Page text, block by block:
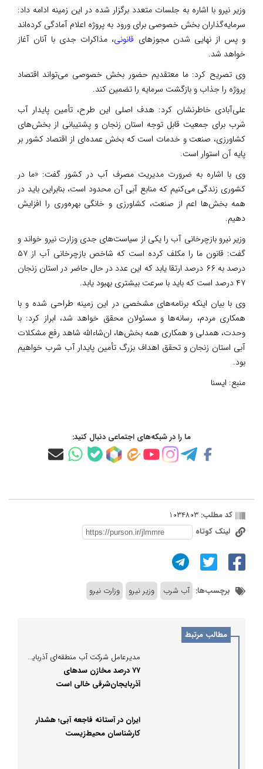
وزیر نیرو با اشاره به جلسات متعدد برگزار شده در این زمینه ادامه داد:
سرمایه‌گذاران بخش خصوصی برای ورود به پروژه اعلام آمادگی کرده‌اند
و پس از نهایی شدن مجوزهای قانونی، مذاکرات جدی با آنان آغاز
خواهد شد.
وی تصریح کرد: ما معتقدیم حضور بخش خصوصی می‌تواند اقتصاد
پروژه را جذاب و بازگشت سرمایه را تضمین کند.
علی‌آبادی خاطرنشان کرد: هدف اصلی این طرح، تأمین پایدار آب
شرب برای جمعیت قابل توجه استان زنجان و پشتیبانی از بخش‌های
کشاورزی، صنعت و خدمات است که بخش عمده‌ای از اقتصاد کشور بر
پایه آن استوار است.
وی با اشاره به ضرورت مدیریت مصرف آب در کشور گفت: «ما در
کشوری زندگی می‌کنیم که منابع آبی آن محدود است، بنابراین باید در
همه بخش‌ها اعم از صنعت، کشاورزی و خانگی بهره‌وری را افزایش
دهیم.
وزیر نیرو بازچرخانی آب را یکی از سیاست‌های جدی وزارت نیرو خواند و
گفت: قانون ما را مکلف کرده است که شاخص بازچرخانی آب از ۵۷
درصد به ۶۶ درصد ارتقا یابد که این عدد در حال حاضر در استان زنجان
۴۷ درصد است که باید با سرعت بیشتری بهبود یابد.
وی با بیان اینکه برنامه‌های مشخصی در این زمینه طراحی شده و با
همکاری مردم، رسانه‌ها و مسئولان محقق خواهد شد، ابراز کرد: با
وحدت، همدلی و همکاری همه بخش‌ها، ان‌شاءالله شاهد رفع مشکلات
آبی استان زنجان و تحقق اهداف بزرگ تأمین پایدار آب شرب خواهیم
بود.
منبع: ایسنا
ما را در شبکه‌های اجتماعی دنبال کنید:
کد مطلب: 1034803
لینک کوتاه
برچسب‌ها: آب شرب وزیر نیرو وزارت نیرو
مطالب مرتبط
مدیرعامل شرکت آب منطقه‌ای آذربایجان‌شرقی؛
۷۷ درصد مخازن سدهای
آذربایجان‌شرقی خالی است
ایران در آستانه فاجعه آبی؛ هشدار
کارشناسان محیط‌زیست